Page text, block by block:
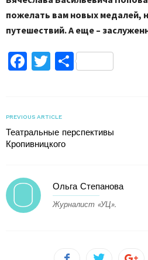
пожелать вам новых медалей,
путешествий. А еще –
Facebook
Twitter
PREVIOUS ARTICLE
Театральные перспективы
Кропивницкого
Ольга Степанова
Журналист «УЦ».